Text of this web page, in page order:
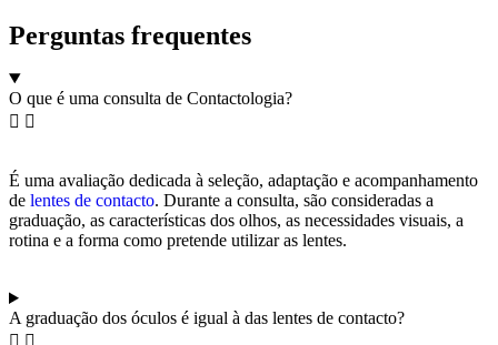
Perguntas frequentes
O que é uma consulta de Contactologia?
É uma avaliação dedicada à seleção, adaptação e acompanhamento
de lentes de contacto. Durante a consulta, são consideradas a
graduação, as características dos olhos, as necessidades visuais, a
rotina e a forma como pretende utilizar as lentes.
A graduação dos óculos é igual à das lentes de contacto?